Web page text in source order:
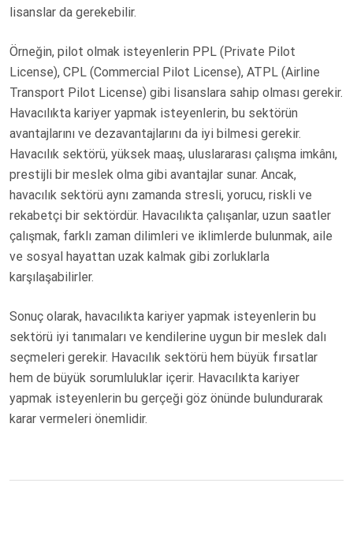
lisanslar da gerekebilir.
Örneğin, pilot olmak isteyenlerin PPL (Private Pilot
License), CPL (Commercial Pilot License), ATPL (Airline
Transport Pilot License) gibi lisanslara sahip olması gerekir.
Havacılıkta kariyer yapmak isteyenlerin, bu sektörün
avantajlarını ve dezavantajlarını da iyi bilmesi gerekir.
Havacılık sektörü, yüksek maaş, uluslararası çalışma imkânı,
prestijli bir meslek olma gibi avantajlar sunar. Ancak,
havacılık sektörü aynı zamanda stresli, yorucu, riskli ve
rekabetçi bir sektördür. Havacılıkta çalışanlar, uzun saatler
çalışmak, farklı zaman dilimleri ve iklimlerde bulunmak, aile
ve sosyal hayattan uzak kalmak gibi zorluklarla
karşılaşabilirler.
Sonuç olarak, havacılıkta kariyer yapmak isteyenlerin bu
sektörü iyi tanımaları ve kendilerine uygun bir meslek dalı
seçmeleri gerekir. Havacılık sektörü hem büyük fırsatlar
hem de büyük sorumluluklar içerir. Havacılıkta kariyer
yapmak isteyenlerin bu gerçeği göz önünde bulundurarak
karar vermeleri önemlidir.